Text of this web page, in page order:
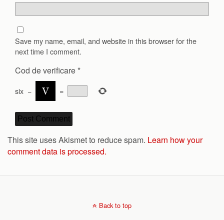
Save my name, email, and website in this browser for the
next time I comment.
Cod de verificare *
six − =
This site uses Akismet to reduce spam. Learn how your
comment data is processed.
Back to top